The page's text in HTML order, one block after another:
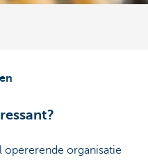
opererende organisatie